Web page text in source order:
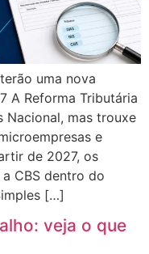
uma nova
A Reforma Tributária
Nacional, mas trouxe
e
de 2027, os
CBS dentro do
[…]
veja o que